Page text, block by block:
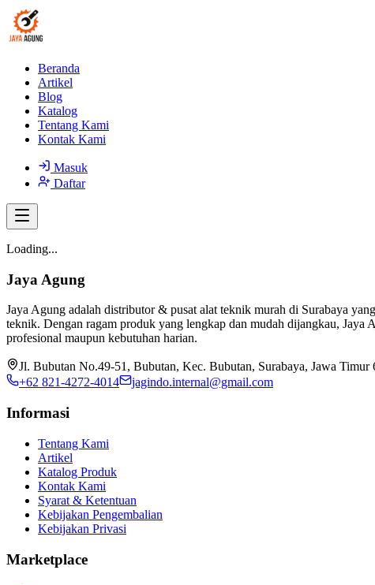
Beranda
Artikel
Blog
Katalog
Tentang Kami
Kontak Kami
Masuk
Daftar
Loading...
Jaya Agung
Jaya Agung adalah distributor & pusat alat teknik murah di Surabaya
teknik. Dengan ragam produk yang lengkap dan mudah dijangkau,
profesional maupun kebutuhan harian.
Jl. Bubutan No.49-51, Bubutan, Kec. Bubutan, Surabaya, Jawa Timur
+62 821-4272-4014
jagindo.internal@gmail.com
Informasi
Tentang Kami
Artikel
Katalog Produk
Kontak Kami
Syarat & Ketentuan
Kebijakan Pengembalian
Kebijakan Privasi
Marketplace